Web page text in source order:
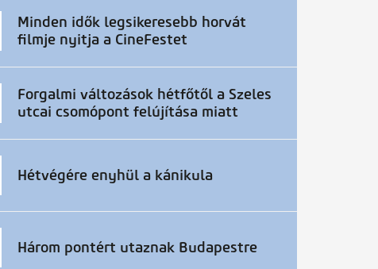
Minden idők legsikeresebb horvát
filmje nyitja a CineFestet
Forgalmi változások hétfőtől a Szeles
utcai csomópont felújítása miatt
Hétvégére enyhül a kánikula
Három pontért utaznak Budapestre